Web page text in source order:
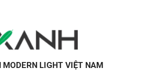
tương ứng với nó là kích thước của đèn.
thì đèn có kích thước càng lớn.
MODERN LIGHT VIỆT NAM